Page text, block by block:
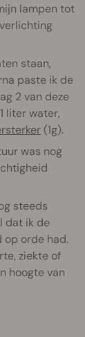
lampen tot
staan,
paste ik de
2 van deze
liter water,
(1g).
was nog
steeds
dat ik de
op orde had.
ziekte of
hoogte van